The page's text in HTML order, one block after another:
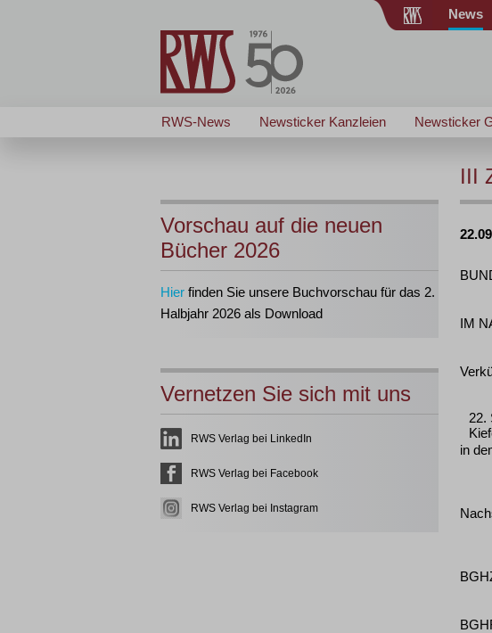
News
RWS-News Newsticker Kanzleien Newsticker
Vorschau auf die neuen
Bücher 2026
Hier finden Sie unsere Buchvorschau für das 2.
Halbjahr 2026 als Download
Vernetzen Sie sich mit uns
RWS Verlag bei LinkedIn
RWS Verlag bei Facebook
RWS Verlag bei Instagram
III
IM
22.
in